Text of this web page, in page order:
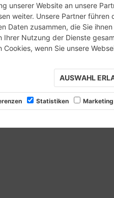
unserer Website an unsere
weiter. Unsere Partner
Daten zusammen, die Sie
Ihrer Nutzung der Dienste
Cookies, wenn Sie unsere
AUSWAHL
Statistiken Marketing